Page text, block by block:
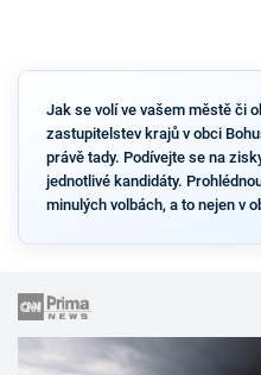
Jak se volí ve vašem městě či
zastupitelstev krajů v obci
právě tady. Podívejte se na
jednotlivé kandidáty.
minulých volbách, a to nejen v